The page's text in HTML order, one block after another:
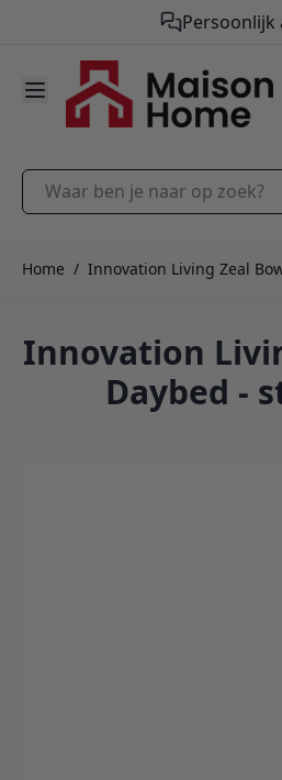
Gratis
Ga naar de inhoud
Waar ben je naar op zoek?
Home / Innovation Living Zeal
Innovation
Daybed -